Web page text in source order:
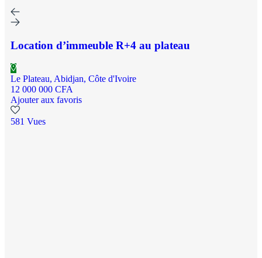
Location d’immeuble R+4 au plateau
Le Plateau, Abidjan, Côte d'Ivoire
12 000 000 CFA
Ajouter aux favoris
581 Vues